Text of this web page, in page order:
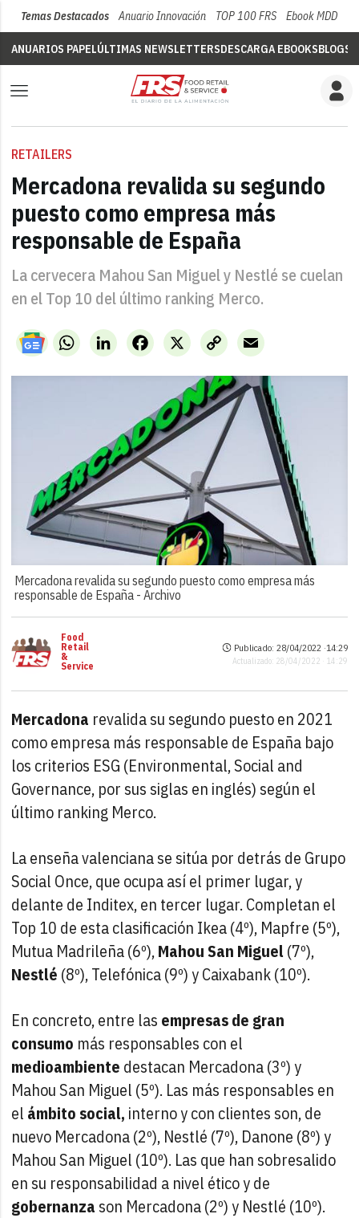
Temas Destacados Anuario Innovación TOP 100 FRS Ebook MDD
ANUARIOS PAPELÚLTIMAS NEWSLETTERSDESCARGA EBOOKSBLOGS
RETAILERS
Mercadona revalida su segundo
puesto como empresa más
responsable de España
La cervecera Mahou San Miguel y Nestlé se cuelan
en el Top 10 del último ranking Merco.
WhatsAppLinkedIn X
Facebook
Copy
Link
Email
Mercadona revalida su segundo puesto como empresa más
responsable de España -Archivo
Food
Retail
&
Service
Publicado: 28/04/2022 ·14:29
Actualizado: 28/04/2022 · 14:29
Mercadona revalida su segundo puesto en 2021
como empresa más responsable de España bajo
los criterios ESG (Environmental, Social and
Governance, por sus siglas en inglés) según el
último ranking Merco.
La enseña valenciana se sitúa por detrás de Grupo
Social Once, que ocupa así el primer lugar, y
delante de Inditex, en tercer lugar. Completan el
Top 10 de esta clasificación Ikea (4º), Mapfre (5º),
Mutua Madrileña (6º),Mahou San Miguel(7º),
Nestlé (8º), Telefónica (9º) y Caixabank (10º).
En concreto, entre las empresas de gran
consumo más responsables con el
medioambiente destacan Mercadona (3º) y
Mahou San Miguel (5º). Las más responsables en
el ámbito social, interno y con clientes son, de
nuevo Mercadona (2º), Nestlé (7º), Danone (8º) y
Mahou San Miguel (10º). Las que han sobresalido
en su responsabilidad a nivel ético y de
gobernanza son Mercadona (2º) y Nestlé (10º).